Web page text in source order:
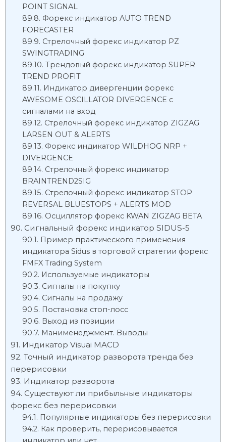
POINT SIGNAL
Форекс индикатор AUTO TREND
FORECASTER
Стрелочный форекс индикатор PZ
SWINGTRADING
Трендовый форекс индикатор SUPER
TREND PROFIT
Индикатор дивергенции форекс
AWESOME OSCILLATOR DIVERGENCE с
сигналами на вход
Стрелочный форекс индикатор ZIGZAG
LARSEN OUT & ALERTS
Форекс индикатор WILDHOG NRP +
DIVERGENCE
Стрелочный форекс индикатор
BRAINTREND2SIG
Стрелочный форекс индикатор STOP
REVERSAL BLUESTOPS + ALERTS MOD
Осциллятор форекс KWAN ZIGZAG BETA
Сигнальный форекс индикатор SIDUS-5
Пример практического применения
индикатора Sidus в торговой стратегии форекс
FMFX Trading System
Используемые индикаторы
Сигналы на покупку
Сигналы на продажу
Постановка стоп-лосс
Выход из позиции
Манименеджмент. Выводы
Индикатор Visuai MACD
Точный индикатор разворота тренда без
перерисовки
Индикатор разворота
Существуют ли прибыльные индикаторы
форекс без перерисовки
Популярные индикаторы без перерисовки
Как проверить, перерисовывается